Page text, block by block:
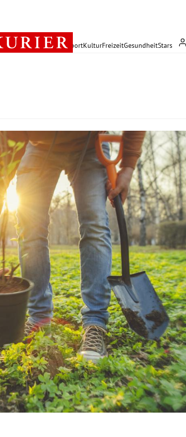
PolitikWirtschaft SportKulturFreizeitGesundheitStars